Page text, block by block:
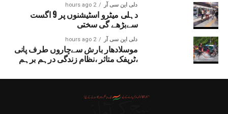
دلی این سی آر 2 hours ago
دہلی میٹرو اسٹیشنوں پر 9 اگست
سےبڑھے گی سختی
دلی این سی آر 2 hours ago
موسلادھار بارش سےچاروں طرف پانی
،ٹریفک متاثر ،نظام زندگی درہم برہم